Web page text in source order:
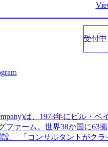
す。 生成AIなどの最新技術
に貢献します。 ＜PL/PM＞
イル開発による開発支援まで
提案・推進の中核として、企
件メインです。 要件定義～
いただき、当社の社員が業
案、そして実行までを一気
て顧客の要望や提案を柔軟
提案がサービスに直接反映
studies/public-service/meti-
goods-services/calbee)（
年5月時点）の社員を擁し、
日本では2.3万人以上の従業
倍近くの成長を遂げているこ
を抱えており、アビームコン
サルタント制度の有資格者
者は年間約1,000名） 残業
実行前後で離職率を半減さ
いるほか、在宅勤務制度の
6,000名を超えるプロフェッ
報通信、公共事業など幅広
日本市場No.1を誇り、全世界
認定コンサルタント資格を取
のSAP S/4HANA®認定コン
、それらを活用してお客様
7d54-42b9-a7ae-
秀賞「プロジェクト・アワ
アビームコ
ど可視化 (https://
受付中
は、1973年にビル・ベ
ァーム。世界38か国に63拠
。 「コンサルタントがクラ